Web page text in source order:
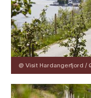
@ Visit Hardangerfjord /